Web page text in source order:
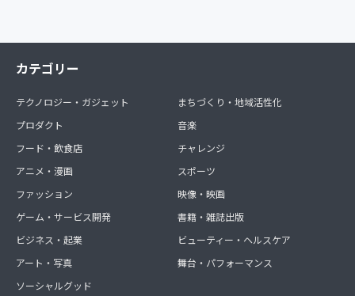
カテゴリー
テクノロジー・ガジェット
プロダクト
フード・飲食店
アニメ・漫画
ファッション
ゲーム・サービス開発
ビジネス・起業
アート・写真
ソーシャルグッド
まちづくり・地域活性化
音楽
チャレンジ
スポーツ
映像・映画
書籍・雑誌出版
ビューティー・ヘルスケア
舞台・パフォーマンス